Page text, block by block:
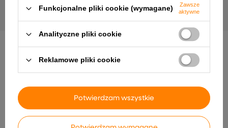
INNE PRODUKTY PRODUCENTA
Funkcjonalne pliki cookie (wymagane)
Zawsze
aktywne
Analityczne pliki cookie
Reklamowe pliki cookie
Potwierdzam wszystkie